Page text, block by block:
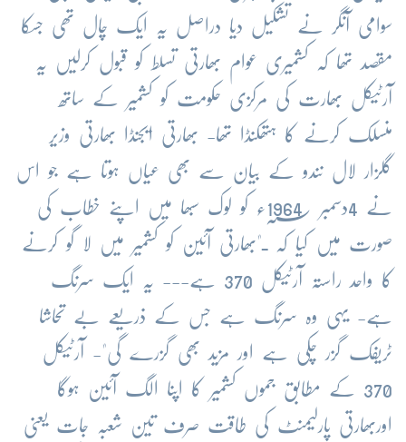
سوامی آنگر نے تشکیل دیا دراصل یہ ایک چال تھی جسکا
مقصد تھا کہ کشمیری عوام بھارتی تسلط کو قبول کرلیں یہ
آرٹیکل بھارت کی مرکزی حکومت کو کشمیر کے ساتھ
منسلک کرنے کا ہتھکنڈا تھا- بھارتی ایجنڈا بھارتی وزیر
گلزار لال نندو کے بیان سے بھی عیاں ہوتا ہے جو اس
نے 4دسمبر 1964 ؁ء کو لوک سبھا میں اپنے خطاب کی
صورت میں کیا کہ "بھارتی آئین کو کشمیر میں لا گو کرنے
کا واحد راستہ آرٹیکل 370 ہے--- یہ ایک سرنگ
ہے-یہی وہ سرنگ ہے جس کے ذریعے بے تحاشا
ٹریفک گزر چکی ہے اور مزید بھی گزرے گی"
- آرٹیکل
370 کے مطابق جموں کشمیر کا اپنا الگ آئین ہوگا
اوربھارتی پارلیمنٹ کی طاقت صرف تین شعبہ جات یعنی